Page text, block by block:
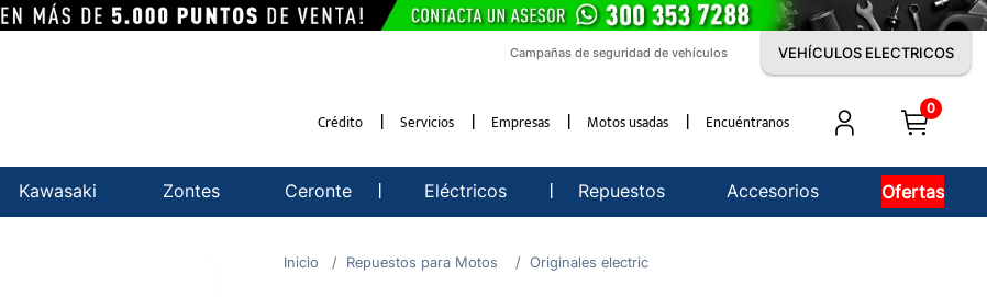
Campañas de seguridad de vehículos VEHÍCULOS ELECTRICOS
Crédito Servicios Empresas Motos usadas Encuéntranos
0
Kawasaki Zontes Ceronte Eléctricos Repuestos Accesorios Ofertas
Repuestos para Motos Originales electric